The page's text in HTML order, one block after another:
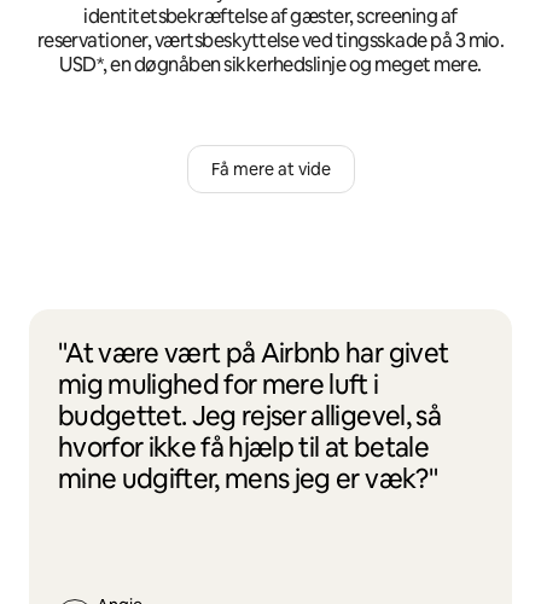
identitetsbekræftelse af gæster, screening af
reservationer, værtsbeskyttelse ved tingsskade på 3 mio.
USD*, en døgnåben sikkerhedslinje og meget mere.
Få mere at vide
"At være vært på Airbnb har givet
mig mulighed for mere luft i
budgettet. Jeg rejser alligevel, så
hvorfor ikke få hjælp til at betale
mine udgifter, mens jeg er væk?"